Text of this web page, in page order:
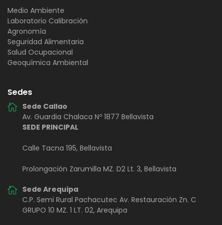
Medio Ambiente
Laboratorio Calibración
Agronomìa
Seguridad Alimentaria
Salud Ocupacional
Geoquímica Ambiental
Sedes
Sede Callao
Av. Guardia Chalaca Nº 1877 Bellavista
SEDE PRINCIPAL
Calle Tacna 195, Bellavista
Prolongación Zarumilla MZ. D2 Lt. 3, Bellavista
Sede Arequipa
C.P. Semi Rural Pachacutec Av. Restauración Zn. C
GRUPO 10 MZ. 1 LT. 02, Arequipa